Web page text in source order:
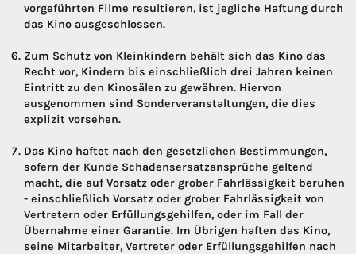
vorgeführten Filme resultieren, ist jegliche Haftung durch
das Kino ausgeschlossen.
Zum Schutz von Kleinkindern behält sich das Kino das
Recht vor, Kindern bis einschließlich drei Jahren keinen
Eintritt zu den Kinosälen zu gewähren. Hiervon
ausgenommen sind Sonderveranstaltungen, die dies
explizit vorsehen.
Das Kino haftet nach den gesetzlichen Bestimmungen,
sofern der Kunde Schadensersatzansprüche geltend
macht, die auf Vorsatz oder grober Fahrlässigkeit beruhen
- einschließlich Vorsatz oder grober Fahrlässigkeit von
Vertretern oder Erfüllungsgehilfen, oder im Fall der
Übernahme einer Garantie. Im Übrigen haften das Kino,
seine Mitarbeiter, Vertreter oder Erfüllungsgehilfen nach